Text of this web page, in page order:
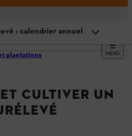
MENU
plantations
CULTIVER UN
: calendrier annuel
organiques de votre potager
potager surélevé